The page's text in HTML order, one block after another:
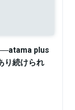
plus
り続けられ